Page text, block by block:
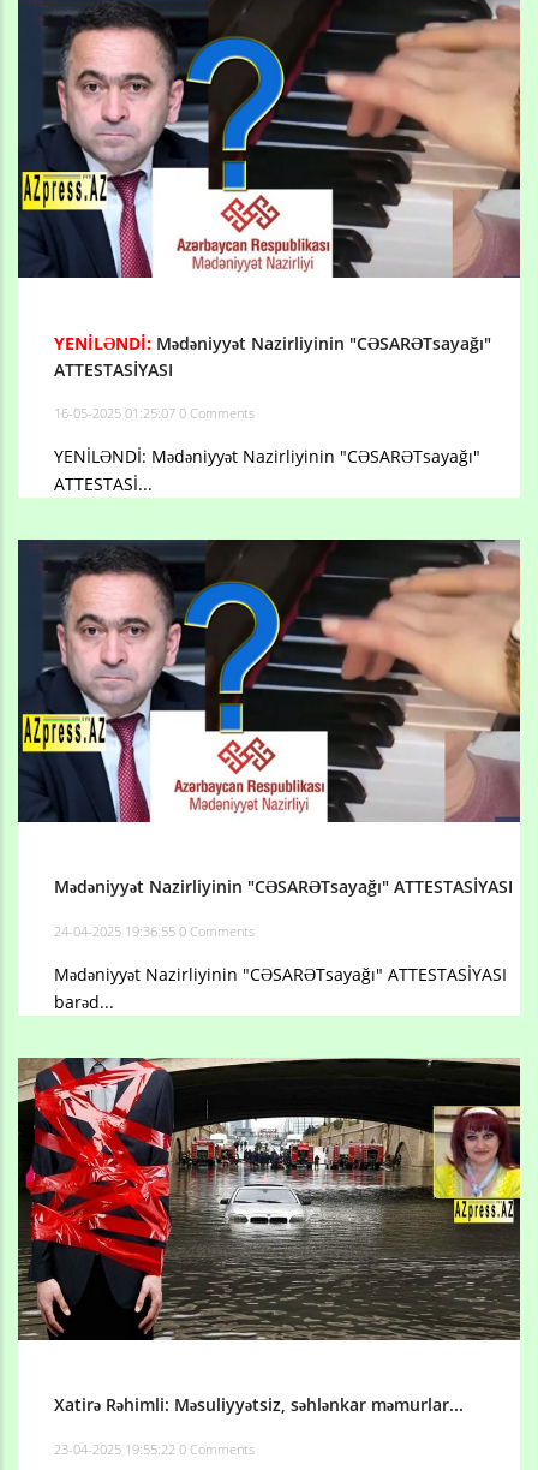
YENİLƏNDİ: Mədəniyyət Nazirliyinin "CƏSARƏTsayağı"
ATTESTASİYASI
16-05-2025 01:25:07 0 Comments
YENİLƏNDİ: Mədəniyyət Nazirliyinin "CƏSARƏTsayağı"
ATTESTASİ...
Mədəniyyət Nazirliyinin "CƏSARƏTsayağı" ATTESTASİYASI
24-04-2025 19:36:55 0 Comments
Mədəniyyət Nazirliyinin "CƏSARƏTsayağı" ATTESTASİYASI
barəd...
Xatirə Rəhimli: Məsuliyyətsiz, səhlənkar məmurlar...
23-04-2025 19:55:22 0 Comments